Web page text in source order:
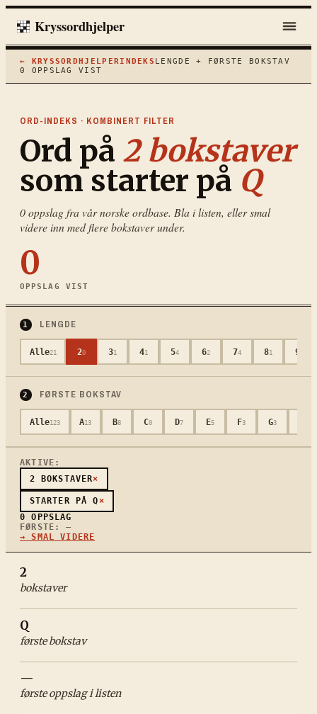
Kryssordhjelper
← KRYSSORDHJELPERINDEKS LENGDE + FØRSTE BOKSTAV
0
OPPSLAG VIST
ORD-INDEKS · KOMBINERT FILTER
Ord på 2bokstaver
som starter på Q
0oppslag fra vår norske ordbase. Bla i listen, eller smal
videre inn med flere bokstaver under.
0
OPPSLAG VIST
1 LENGDE
Alle21 20 31 41 54 62 74 81 9
2 FØRSTE BOKSTAV
Alle123 A13 B8 C0 D7 E5 F3 G3
AKTIVE:
2 BOKSTAVER×
STARTER PÅQ ×
0 OPPSLAG
FØRSTE:—
→ SMAL VIDERE
2
bokstaver
Q
første bokstav
—
første oppslag i listen